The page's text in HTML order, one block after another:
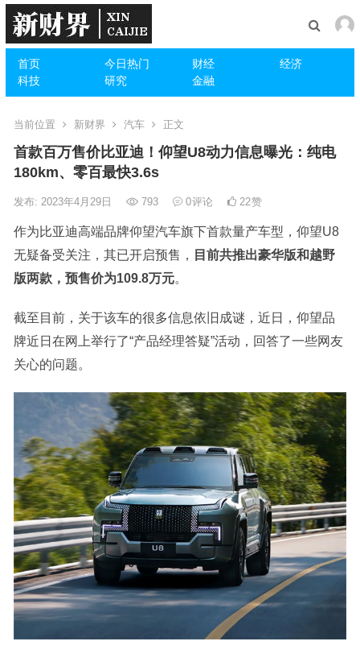
首页 今日热门 财经
经济
科技
研究 金融
当前位置 新财界 汽车 正文
首款百万售价比亚迪！仰望U8动力信息曝光：纯电
180km、零百最快3.6s
发布: 2023年4月29日 793 0评论 22赞
作为比亚迪高端品牌仰望汽车旗下首款量产车型，仰望U8
无疑备受关注，其已开启预售，
目前共推出豪华版和越野
版两款，预售价为109.8万元。
截至目前，关于该车的很多信息依旧成谜，近日，仰望品
牌近日在网上举行了“产品经理答疑”活动，回答了一些网友
关心的问题。